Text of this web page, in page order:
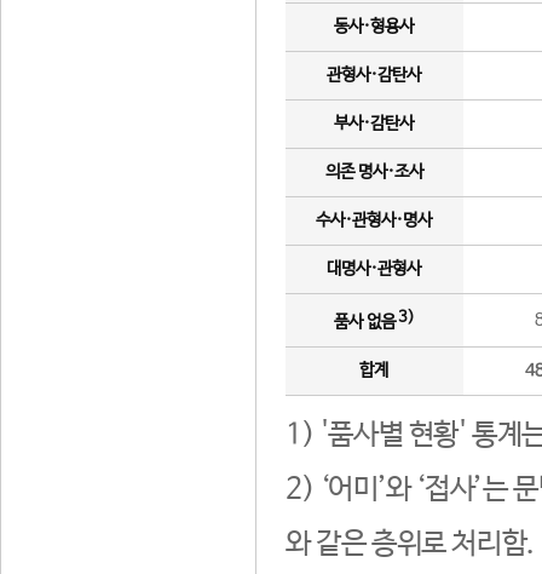
동사·형용사
관형사·감탄사
부사·감탄사
의존 명사·조사
수사·관형사·명사
대명사·관형사
품사 없음3)
합계
1) '품사별 현황' 통계
2) ‘어미’와 ‘접사’는
와 같은 층위로 처리함.